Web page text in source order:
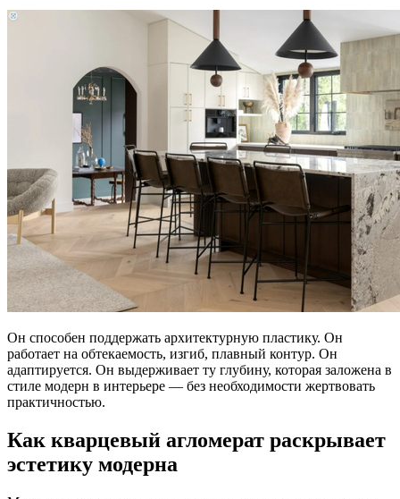
Он способен поддержать архитектурную пластику. Он
работает на обтекаемость, изгиб, плавный контур. Он
адаптируется. Он выдерживает ту глубину, которая заложена в
стиле модерн в интерьере — без необходимости жертвовать
практичностью.
Как кварцевый агломерат раскрывает
эстетику модерна